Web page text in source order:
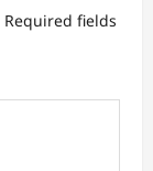
Required fields